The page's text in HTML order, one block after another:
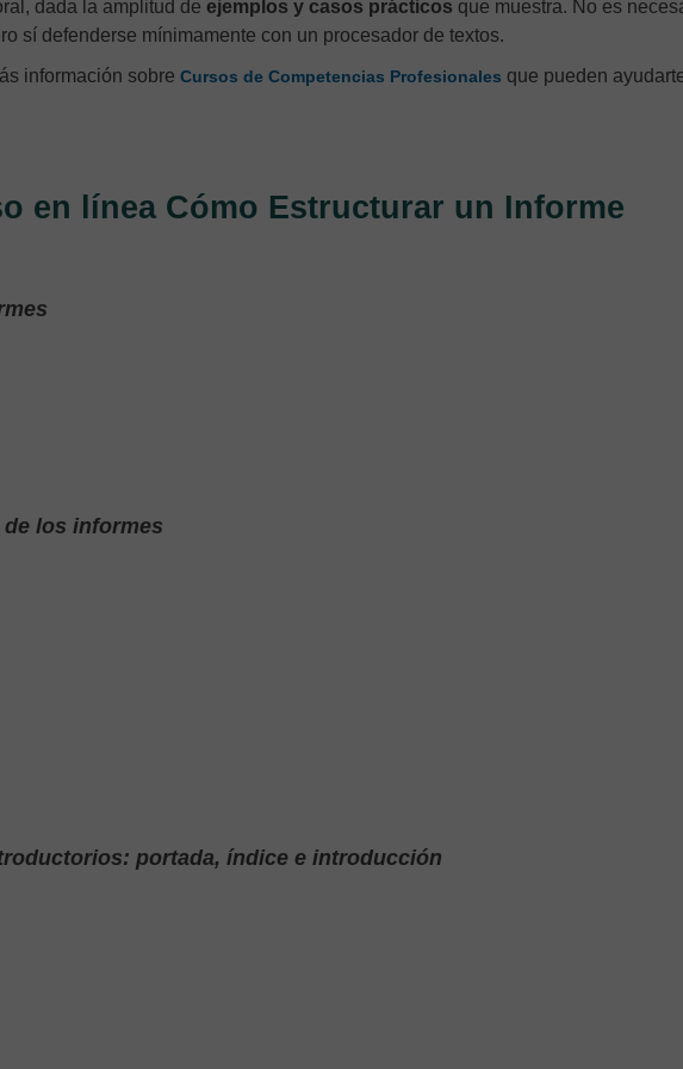
dada la amplitud de ejemplos y casos prácticos que muestra. No es
sí defenderse mínimamente con un procesador de textos.
información sobre Cursos de Competencias Profesionales que pueden
en línea Cómo Estructurar un Informe
los informes
portada, índice e introducción